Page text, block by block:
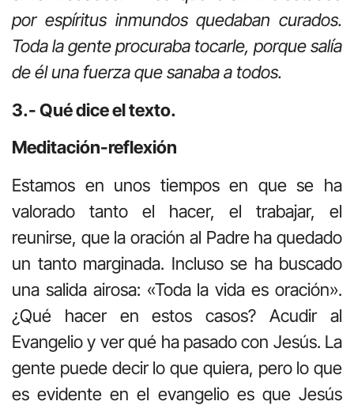
por espíritus inmundos quedaban curados.
Toda la gente procuraba tocarle, porque salía
de él una fuerza que sanaba a todos.
3.- Qué dice el texto.
Meditación-reflexión
Estamos en unos tiempos en que se ha
valorado tanto el hacer, el trabajar, el
reunirse, que la oración al Padre ha quedado
un tanto marginada. Incluso se ha buscado
una salida airosa: «Toda la vida es oración».
¿Qué hacer en estos casos? Acudir al
Evangelio y ver qué ha pasado con Jesús. La
gente puede decir lo que quiera, pero lo que
es evidente en el evangelio es que Jesús